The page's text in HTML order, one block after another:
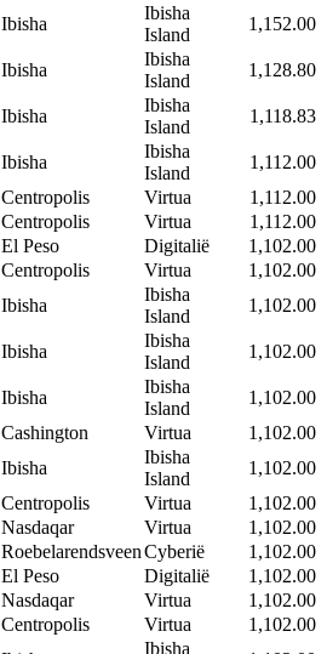
Ibisha
Ibisha
Island
1,152.00
Ibisha
Ibisha
Island
1,128.80
Ibisha
Ibisha
Island
1,118.83
Ibisha
Ibisha
Island
1,112.00
Centropolis Virtua
1,112.00
Centropolis Virtua
1,112.00
El Peso Digitalië
1,102.00
Centropolis Virtua
1,102.00
Ibisha
Ibisha
Island
1,102.00
Ibisha
Ibisha
Island
1,102.00
Ibisha
Ibisha
Island
1,102.00
Cashington Virtua
1,102.00
Ibisha
Ibisha
Island
1,102.00
Centropolis Virtua
1,102.00
Nasdaqar Virtua
1,102.00
RoebelarendsveenCyberië
1,102.00
El Peso Digitalië
1,102.00
Nasdaqar Virtua
1,102.00
Centropolis Virtua
1,102.00
Ibisha